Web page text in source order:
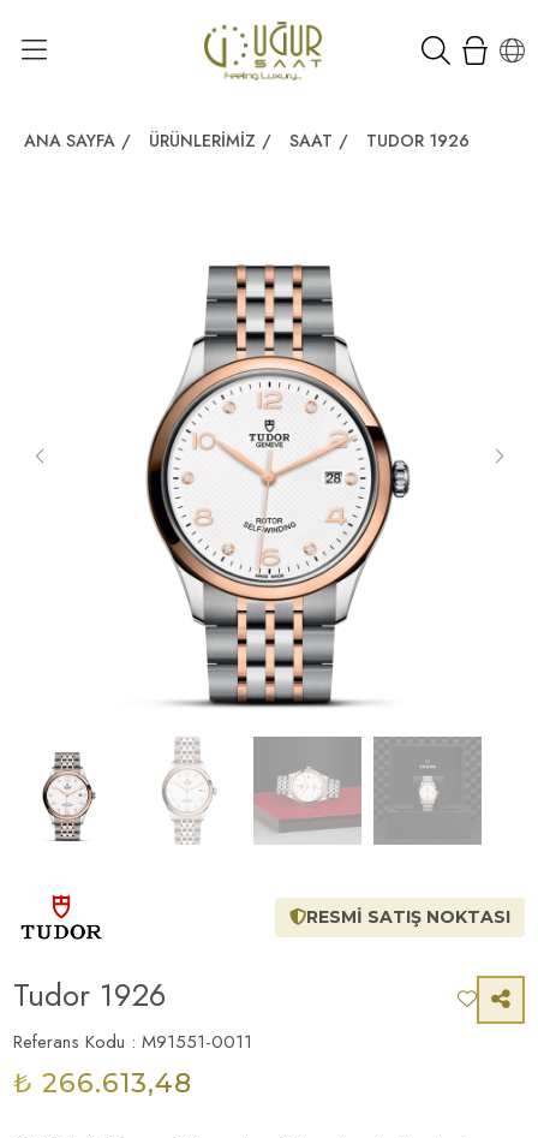
ANA SAYFA / ÜRÜNLERIMIZ / SAAT / TUDOR 1926
RESMİ SATIŞ NOKTASI
Tudor 1926
Referans Kodu : M91551-0011
₺ 266.613,48